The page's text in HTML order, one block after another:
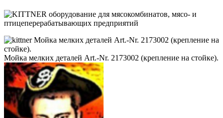
Мойка мелких деталей Art.-Nr. 2173002 (крепление на стойке).